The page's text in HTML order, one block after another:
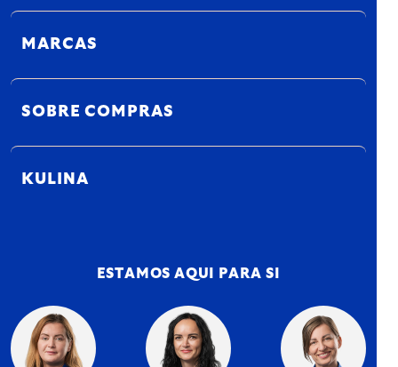
MARCAS
SOBRE COMPRAS
KULINA
ESTAMOS AQUI PARA SI